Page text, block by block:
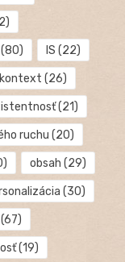
(80) IS (22)
kontext (26)
(21)
ruchu (20)
obsah (29)
(30)
(67)
(19)